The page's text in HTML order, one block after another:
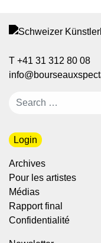
T +41 31 312 80 08
Login
Archives
Pour les artistes
Médias
Rapport final
Confidentialité